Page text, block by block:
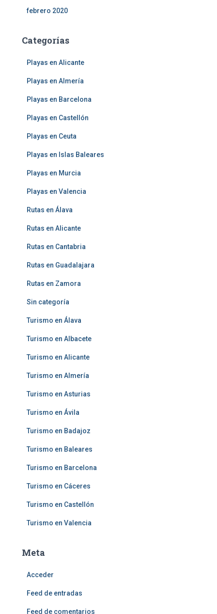
febrero 2020
Categorías
Playas en Alicante
Playas en Almería
Playas en Barcelona
Playas en Castellón
Playas en Ceuta
Playas en Islas Baleares
Playas en Murcia
Playas en Valencia
Rutas en Álava
Rutas en Alicante
Rutas en Cantabria
Rutas en Guadalajara
Rutas en Zamora
Sin categoría
Turismo en Álava
Turismo en Albacete
Turismo en Alicante
Turismo en Almería
Turismo en Asturias
Turismo en Ávila
Turismo en Badajoz
Turismo en Baleares
Turismo en Barcelona
Turismo en Cáceres
Turismo en Castellón
Turismo en Valencia
Meta
Acceder
Feed de entradas
Feed de comentarios